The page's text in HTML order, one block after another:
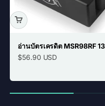
อ่านบัตรเครดิต MSR98RF
Sale price
$56.90 USD